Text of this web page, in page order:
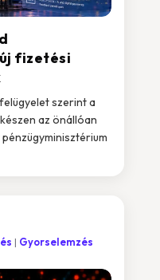
fizetési
szerint a
az önállóan
Gyorselemzés